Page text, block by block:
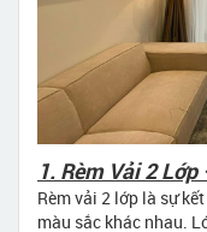
1. Rèm Vải 2
Rèm vải 2 lớp là sự
màu sắc khác nhau.